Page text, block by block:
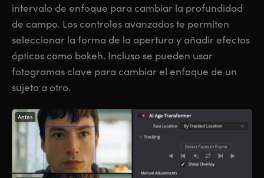
intervalo de enfoque para cambiar la profundidad
de campo. Los controles avanzados te permiten
seleccionar la forma de la apertura y añadir efectos
ópticos como bokeh. Incluso se pueden usar
fotogramas clave para cambiar el enfoque de un
sujeto a otro.
Antes